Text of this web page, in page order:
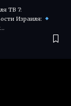
ТВ 7:
Израиля: